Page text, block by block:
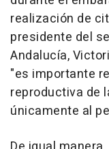
realización de
presidente del
Andalucía,
"es importante
reproductiva de
únicamente al